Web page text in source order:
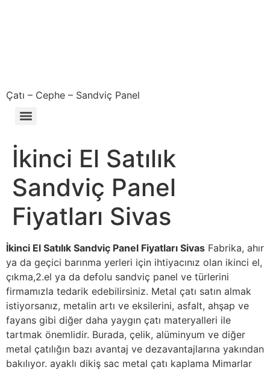
Çatı – Cephe – Sandviç Panel
İkinci El Satılık
Sandviç Panel
Fiyatları Sivas
İkinci El Satılık Sandviç Panel Fiyatları Sivas Fabrika, ahır
ya da geçici barınma yerleri için ihtiyacınız olan ikinci el,
çıkma,2.el ya da defolu sandviç panel ve türlerini
firmamızla tedarik edebilirsiniz. Metal çatı satın almak
istiyorsanız, metalin artı ve eksilerini, asfalt, ahşap ve
fayans gibi diğer daha yaygın çatı materyalleri ile
tartmak önemlidir. Burada, çelik, alüminyum ve diğer
metal çatılığın bazı avantaj ve dezavantajlarına yakından
bakılıyor. ayaklı dikiş sac metal çatı kaplama Mimarlar